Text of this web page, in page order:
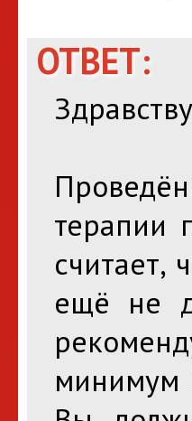
ОТВЕТ:
терапии
считает,
ещё не
минимум